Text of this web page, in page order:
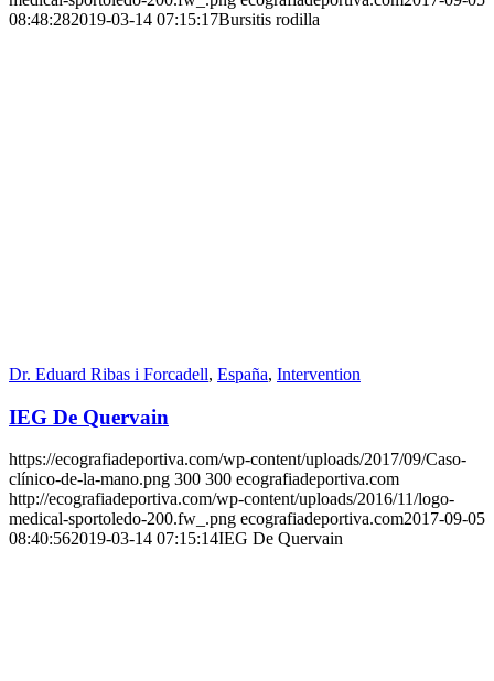
08:48:282019-03-14 07:15:17Bursitis rodilla
Dr. Eduard Ribas i Forcadell, España, Intervention
IEG De Quervain
https://ecografiadeportiva.com/wp-content/uploads/2017/09/Caso-
clínico-de-la-mano.png 300 300 ecografiadeportiva.com
http://ecografiadeportiva.com/wp-content/uploads/2016/11/logo-
medical-sportoledo-200.fw_.png ecografiadeportiva.com2017-09-05
08:40:562019-03-14 07:15:14IEG De Quervain